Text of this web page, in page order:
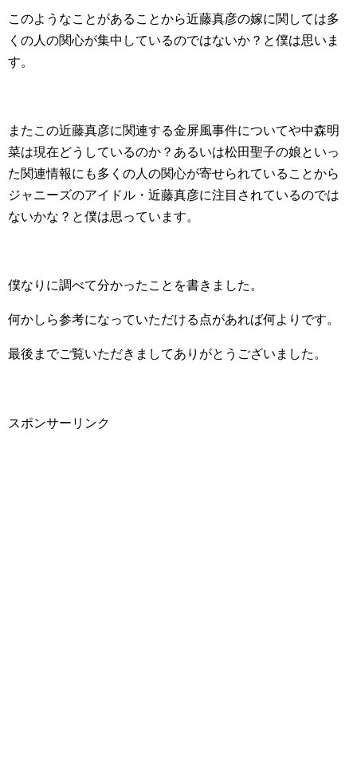
このようなことがあることから近藤真彦の嫁に関しては多
くの人の関心が集中しているのではないか？と僕は思いま
す。
またこの近藤真彦に関連する金屏風事件についてや中森明
菜は現在どうしているのか？あるいは松田聖子の娘といっ
た関連情報にも多くの人の関心が寄せられていることから
ジャニーズのアイドル・近藤真彦に注目されているのでは
ないかな？と僕は思っています。
僕なりに調べて分かったことを書きました。
何かしら参考になっていただける点があれば何よりです。
最後までご覧いただきましてありがとうございました。
スポンサーリンク